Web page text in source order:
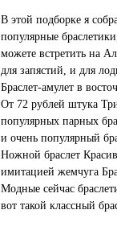
В этой подборке я
популярные
можете встретить на
для запястий, и для
Браслет-амулет в
От 72 рублей штука
популярных парных
и очень популярный
Ножной браслет
имитацией жемчуга
Модные сейчас
вот такой классный